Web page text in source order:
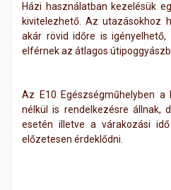
Házi használatban kezelésük
kivitelezhető. Az utazásokhoz
akár rövid időre is
elférnek az átlagos
Az E10 Egészségműhelyben a
nélkül is rendelkezésre állnak,
esetén illetve a várakozási
előzetesen érdeklődni.